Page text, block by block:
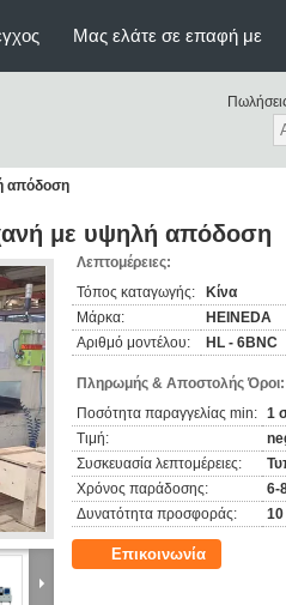
Μας ελάτε σε επαφή με
απόδοση
με υψηλή απόδοση
Λεπτομέρειες:
Τόπος καταγωγής:
Κίνα
Μάρκα:
HEINEDA
Αριθμό μοντέλου:
HL - 6BNC
Πληρωμής & Αποστολής Όροι:
Ποσότητα παραγγελίας min: 1
Τιμή:
Συσκευασία λεπτομέρειες:
Χρόνος παράδοσης:
6-
Δυνατότητα προσφοράς:
10
Επικοινωνία